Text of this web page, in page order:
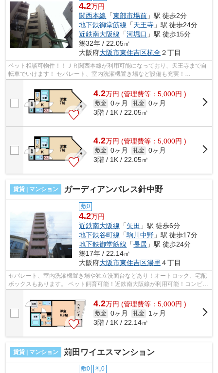
4.2万円
関西本線 「東部市場前 」駅 徒歩2分
地下鉄御堂筋線 「天王寺 」駅 徒歩24分
近鉄南大阪線 「河堀口 」駅 徒歩15分
築32年 / 22.05㎡
大阪府大阪市東住吉区杭全２丁目
ペット相談可物件！！ＪＲ関西本線が利用可能になっており、天王寺まで自
転車でいけます！ セパレート、室内洗濯機置き場など設備も充実！
■□■□■□■□■□■□■□■□■□■□■□■□■□■□■□■□■□■□■□■...
4.2万円 (管理費等：5,000円 )
敷金 0ヶ月 礼金 0ヶ月
3階 / 1K / 22.05㎡
4.2万円 (管理費等：5,000円 )
敷金 0ヶ月 礼金 0ヶ月
3階 / 1K / 22.05㎡
賃貸 | マンション ガーディアンパレス針中野
敷0
4.2万円
近鉄南大阪線 「矢田 」駅 徒歩6分
地下鉄谷町線 「駒川中野 」駅 徒歩17分
地下鉄御堂筋線 「長居 」駅 徒歩24分
築17年 / 22.14㎡
大阪府大阪市東住吉区湯里 ４丁目
セパレート、室内洗濯機置き場や独立洗面台などあり！オートロック、宅配
ボックスもあります。 ペット飼育可能！近鉄南大阪線が利用可能！コンビニ
やスーパーも近くにあります。 ■□■...
4.2万円 (管理費等：5,000円 )
敷金 0ヶ月 礼金
1ヶ月
3階 / 1K / 22.14㎡
賃貸 | マンション 苅田ワイエスマンション
敷0 礼0